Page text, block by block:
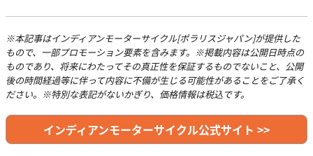
※本記事はインディアンモーターサイクル[ポラリスジャパン]が提供した
もので、一部プロモーション要素を含みます。※掲載内容は公開日時点の
ものであり、将来にわたってその真正性を保証するものでないこと、公開
後の時間経過等に伴って内容に不備が生じる可能性があることをご了承く
ださい。※特別な表記がないかぎり、価格情報は税込です。
インディアンモーターサイクル公式サイト >>